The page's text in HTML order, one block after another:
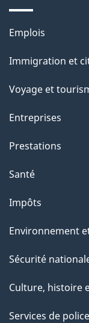
a
Thèmes
sujets
Emplois
Immigration et
Voyage et
Entreprises
Prestations
Santé
Impôts
Environnement
Sécurité
Culture, histoire
Services de